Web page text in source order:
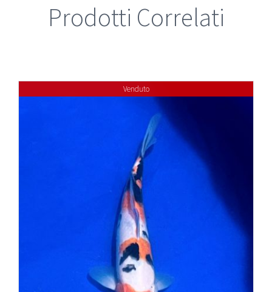
Prodotti Correlati
Venduto